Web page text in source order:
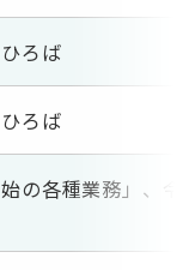
ろば
ろば
の各種業務」、